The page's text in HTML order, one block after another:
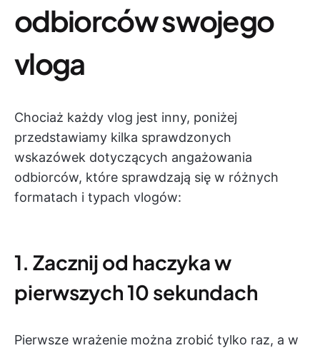
odbiorców swojego
vloga
Chociaż każdy vlog jest inny, poniżej
przedstawiamy kilka sprawdzonych
wskazówek dotyczących angażowania
odbiorców, które sprawdzają się w różnych
formatach i typach vlogów:
1. Zacznij od haczyka w
pierwszych 10 sekundach
Pierwsze wrażenie można zrobić tylko raz, a w